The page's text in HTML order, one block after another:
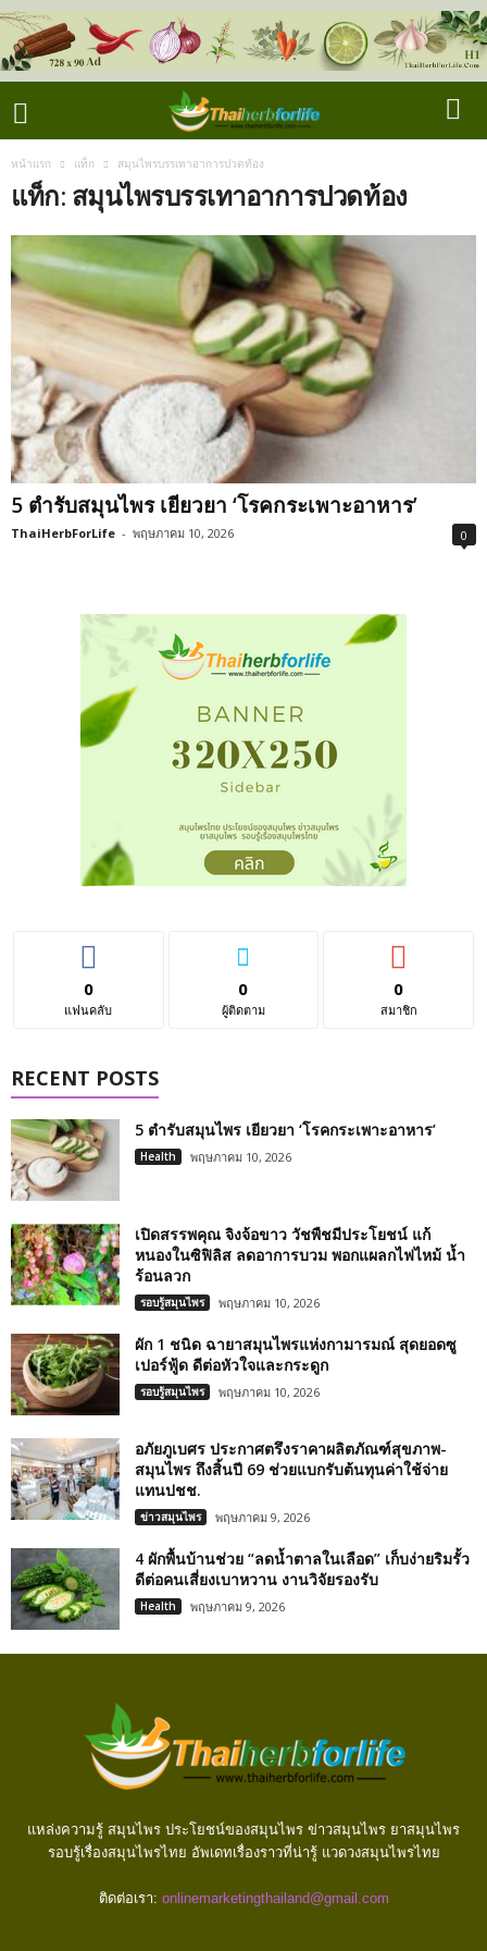
หน้าแรก แท็ก สมุนไพรบรรเทาอาการปวดท้อง
แท็ก: สมุนไพรบรรเทาอาการปวดท้อง
5 ตำรับสมุนไพร เยียวยา ‘โรคกระเพาะอาหาร’
ThaiHerbForLife - พฤษภาคม 10, 2026 0
0
แฟนคลับ
0
ผู้ติดตาม
0
สมาชิก
RECENT POSTS
5 ตำรับสมุนไพร เยียวยา ‘โรคกระเพาะอาหาร’
Health พฤษภาคม 10, 2026
เปิดสรรพคุณ จิงจ้อขาว วัชพืชมีประโยชน์ แก้
หนองในซิฟิลิส ลดอาการบวม พอกแผลกไฟไหม้ น้ำ
ร้อนลวก
รอบรู้สมุนไพร พฤษภาคม 10, 2026
ผัก 1 ชนิด ฉายาสมุนไพรแห่งกามารมณ์ สุดยอดซู
เปอร์ฟู้ด ดีต่อหัวใจและกระดูก
รอบรู้สมุนไพร พฤษภาคม 10, 2026
อภัยภูเบศร ประกาศตรึงราคาผลิตภัณฑ์สุขภาพ-
สมุนไพร ถึงสิ้นปี 69 ช่วยแบกรับต้นทุนค่าใช้จ่าย
แทนปชช.
ข่าวสมุนไพร พฤษภาคม 9, 2026
4 ผักพื้นบ้านช่วย “ลดน้ำตาลในเลือด” เก็บง่ายริมรั้ว
ดีต่อคนเสี่ยงเบาหวาน งานวิจัยรองรับ
Health พฤษภาคม 9, 2026
แหล่งความรู้ สมุนไพร ประโยชน์ของสมุนไพร ข่าวสมุนไพร ยาสมุนไพร
รอบรู้เรื่องสมุนไพรไทย อัพเดทเรื่องราวที่น่ารู้ แวดวงสมุนไพรไทย
ติดต่อเรา: onlinemarketingthailand@gmail.com